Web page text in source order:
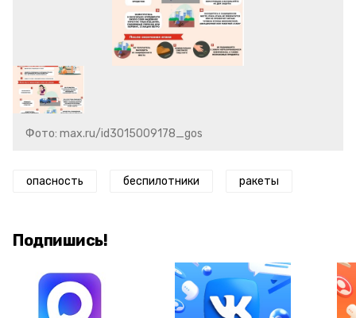
Фото: max.ru/id3015009178_gos
опасность беспилотники ракеты
Подпишись!